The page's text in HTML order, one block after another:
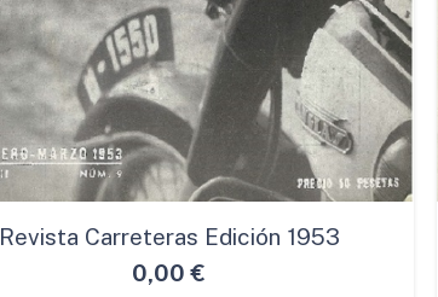
Revista Carreteras Edición 1953
0,00€